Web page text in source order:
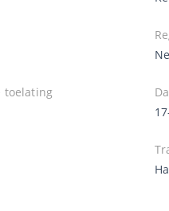
toelating